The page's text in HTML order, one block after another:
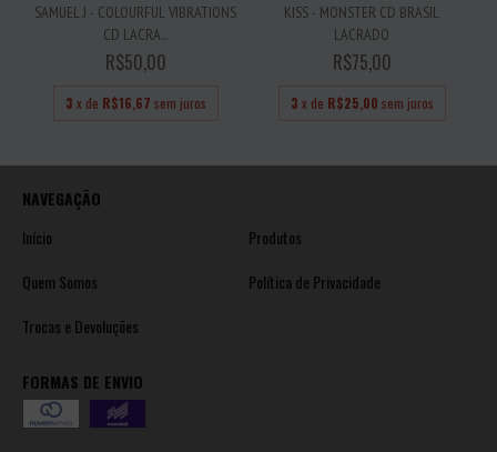
SAMUEL J - COLOURFUL VIBRATIONS
CD LACRA...
R$50,00
3 x de R$16,67 sem juros
KISS - MONSTER CD BRASIL
LACRADO
R$75,00
3 x de R$25,00 sem juros
NAVEGAÇÃO
Início
Produtos
Quem Somos
Política de Privacidade
Trocas e Devoluções
FORMAS DE ENVIO